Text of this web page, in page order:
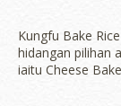
Kungfu Bake
hidangan pilihan
iaitu Cheese